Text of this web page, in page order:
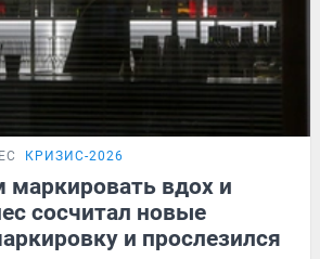
КРИЗИС-2026
маркировать вдох и
сосчитал новые
и прослезился